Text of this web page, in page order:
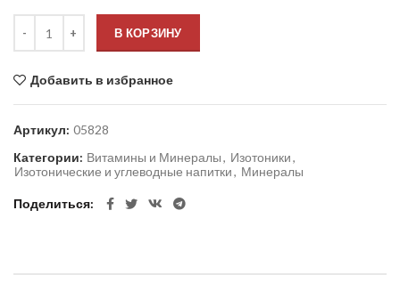
В КОРЗИНУ
Добавить в избранное
Артикул: 05828
Категории: Витамины и Минералы, Изотоники,
Изотонические и углеводные напитки, Минералы
Поделиться